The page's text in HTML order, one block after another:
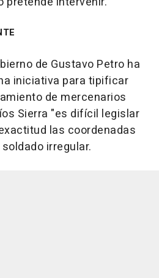
de Gustavo Petro ha
iniciativa para tipificar
de mercenarios
Sierra "es difícil legislar
las coordenadas
irregular.